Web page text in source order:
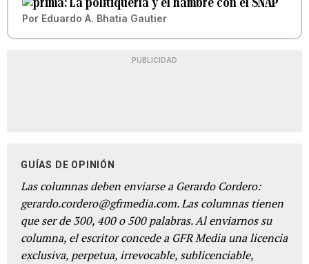
Por Eduardo A. Bhatia Gautier
PUBLICIDAD
GUÍAS DE OPINIÓN
Las columnas deben enviarse a Gerardo Cordero:
gerardo.cordero@gfrmedia.com. Las columnas tienen
que ser de 300, 400 o 500 palabras. Al enviarnos su
columna, el escritor concede a GFR Media una licencia
exclusiva, perpetua, irrevocable, sublicenciable,